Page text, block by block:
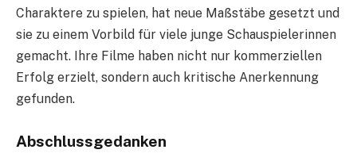
Charaktere zu spielen, hat neue Maßstäbe gesetzt und
sie zu einem Vorbild für viele junge Schauspielerinnen
gemacht. Ihre Filme haben nicht nur kommerziellen
Erfolg erzielt, sondern auch kritische Anerkennung
gefunden.
Abschlussgedanken